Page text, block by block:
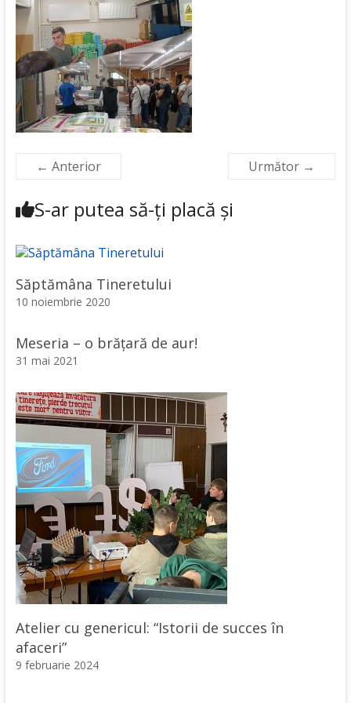
← Anterior Următor →
S-ar putea să-ți placă și
Săptămâna Tineretului
10 noiembrie 2020
Meseria – o brățară de aur!
31 mai 2021
Atelier cu genericul: “Istorii de succes în
afaceri”
9 februarie 2024